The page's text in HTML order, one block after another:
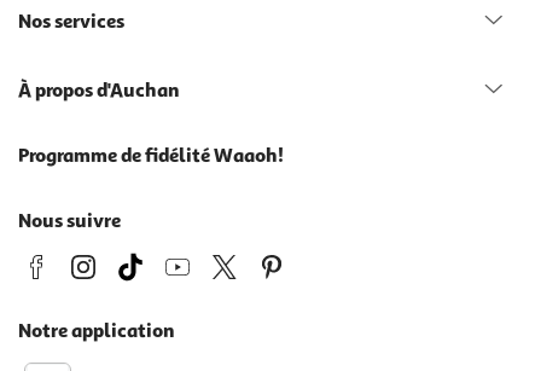
Nos services
À propos d'Auchan
Programme de fidélité Waaoh!
Nous suivre
Notre application